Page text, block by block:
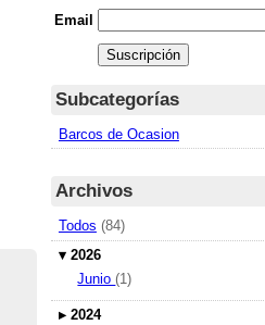
Email
Subcategorías
Barcos de Ocasion
Archivos
Todos (84)
▾2026
Junio(1)
▸2024